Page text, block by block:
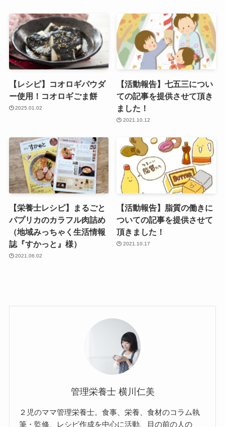
【レシピ】コオロギパウダ
ー使用！コオロギごま餅
2025.01.02
【活動報告】七五三につい
ての記事を提供させて頂き
ました！
2021.10.12
【栄養士レシピ】まるごと
パプリカのカラフル肉詰め
（地域みっちゃく生活情報
誌『すかっと』様）
2021.06.02
【活動報告】脂質の働きに
ついての記事を提供させて
頂きました！
2021.10.17
管理栄養士 横川仁美
２児のママ管理栄養士。食事、栄養、食材のコラム執
筆・監修、レシピ作成を中心に活動、目の前の人の